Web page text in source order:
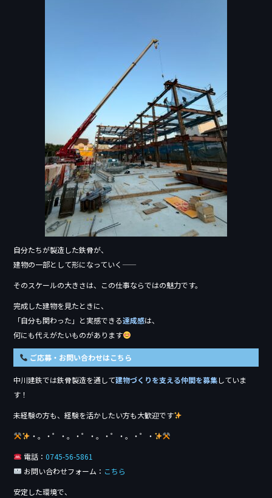
自分たちが製造した鉄骨が、
建物の一部として形になっていく――
そのスケールの大きさは、この仕事ならではの魅力です。
完成した建物を見たときに、
「自分も関わった」と実感できる達成感は、
何にも代えがたいものがあります
ご応募・お問い合わせはこちら
中川建鉄では鉄骨製造を通して建物づくりを支える仲間を募集していま
す！
未経験の方も、経験を活かしたい方も大歓迎です
・。・゜・。・゜・。・゜・。・゜・
電話：0745-56-5861
お問い合わせフォーム： こちら
安定した環境で、